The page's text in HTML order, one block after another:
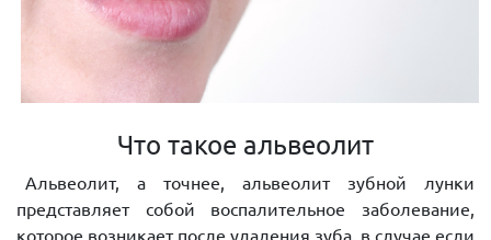
Что такое альвеолит
Альвеолит, а точнее, альвеолит зубной лунки
представляет собой воспалительное заболевание,
которое возникает после удаления зуба, в случае если